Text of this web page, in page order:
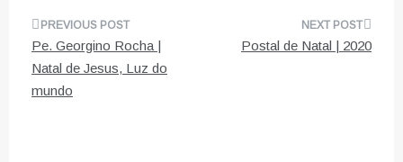
Navegação
de
artigos
Pe. Georgino Rocha |
Natal de Jesus, Luz do
mundo
Postal de Natal | 2020